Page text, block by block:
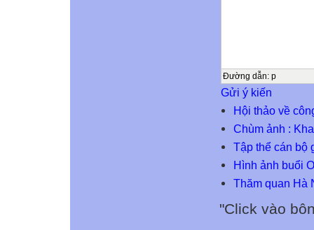
Đường dẫn: p
Gửi ý kiến
Hội thảo về
Chùm ảnh :
Tập thể cán bộ
Hình ảnh buổi
Thăm quan Hà
"Click vào